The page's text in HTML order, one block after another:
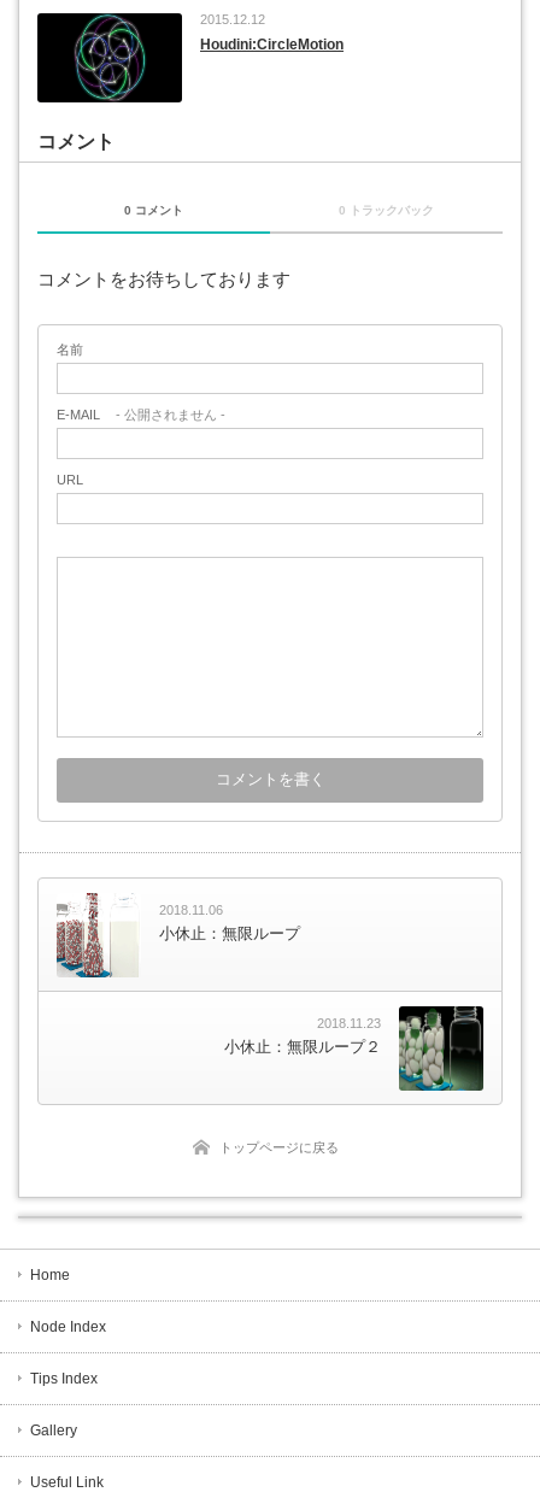
2015.12.12
Houdini:CircleMotion
コメント
0 コメント 0 トラックバック
コメントをお待ちしております
名前
E-MAIL - 公開されません -
URL
2018.11.06
小休止：無限ループ
2018.11.23
小休止：無限ループ２
トップページに戻る
Home
Node Index
Tips Index
Gallery
Useful Link